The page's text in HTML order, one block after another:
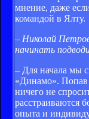
мнение, даже
командой в Ялту.
– Николай
начинать
– Для начала мы
«Динамо». Попав
ничего не
расстраиваются
опыта и